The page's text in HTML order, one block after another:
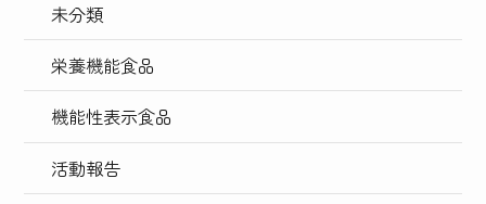
未分類
栄養機能食品
機能性表示食品
活動報告